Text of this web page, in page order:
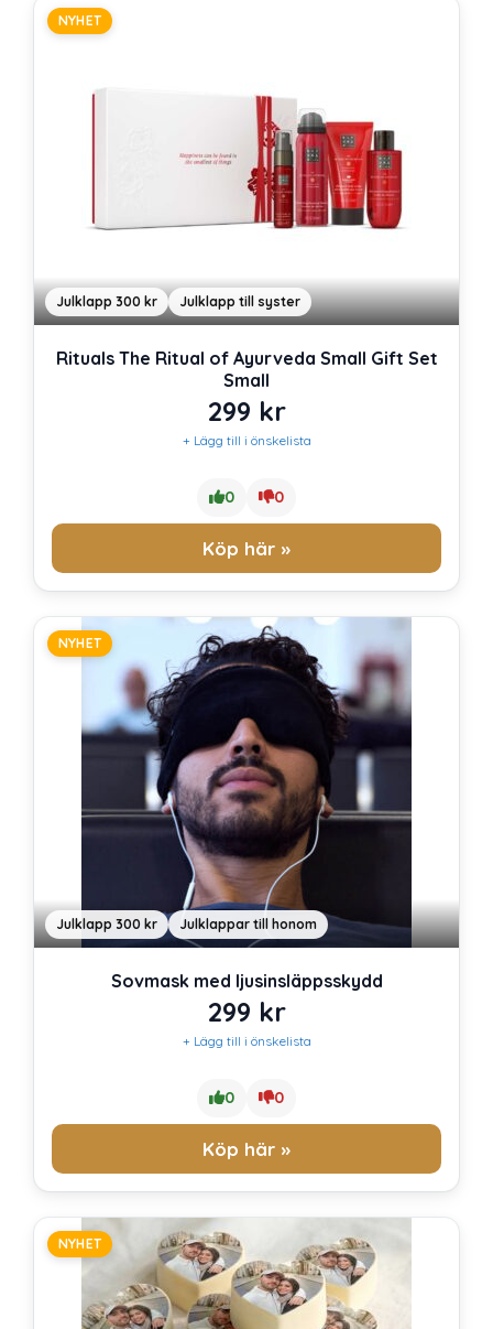
NYHET
Julklapp 300 kr Julklapp till syster
Rituals The Ritual of Ayurveda Small Gift Set
Small
299 kr
+ Lägg till i önskelista
0 0
Köp här »
NYHET
Julklapp 300 kr Julklappar till honom
Sovmask med ljusinsläppsskydd
299 kr
+ Lägg till i önskelista
0 0
Köp här »
NYHET